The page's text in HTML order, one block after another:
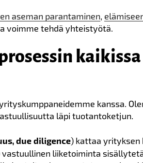
aseman parantaminen,
voimme tehdä yhteistyötä.
kaikissa
kanssa.
läpi tuotantoketjun.
due diligence) kattaa yrityksen
vastuullinen liiketoiminta